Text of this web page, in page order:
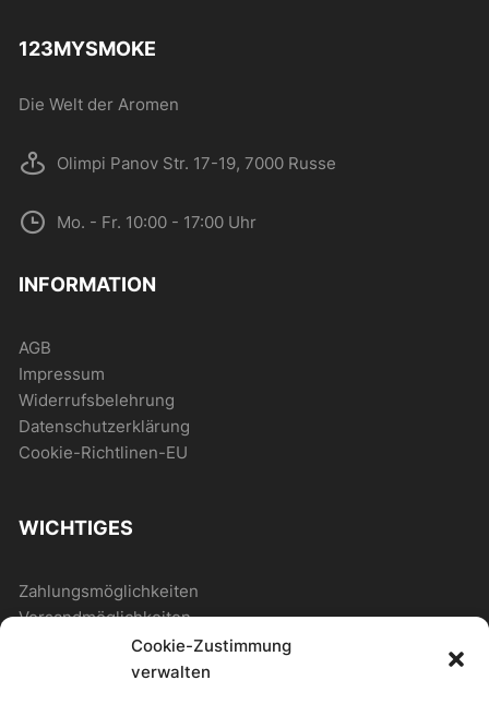
Cookie-Zustimmung
verwalten
123MYSMOKE
Die Welt der Aromen
Olimpi Panov Str. 17-19, 7000 Russe
Mo. - Fr. 10:00 - 17:00 Uhr
INFORMATION
AGB
Impressum
Widerrufsbelehrung
Datenschutzerklärung
Cookie-Richtlinen-EU
WICHTIGES
Zahlungsmöglichkeiten
Versandmöglichkeiten